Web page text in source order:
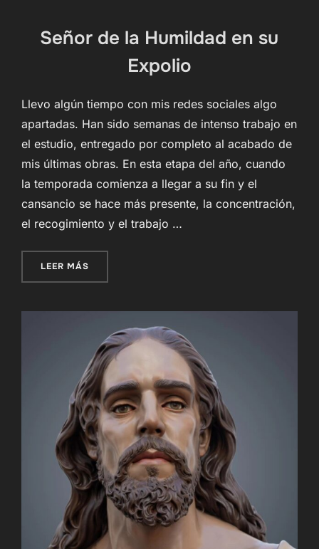
Señor de la Humildad en su
Expolio
Llevo algún tiempo con mis redes sociales algo
apartadas. Han sido semanas de intenso trabajo en
el estudio, entregado por completo al acabado de
mis últimas obras. En esta etapa del año, cuando
la temporada comienza a llegar a su fin y el
cansancio se hace más presente, la concentración,
el recogimiento y el trabajo …
LEER MÁS